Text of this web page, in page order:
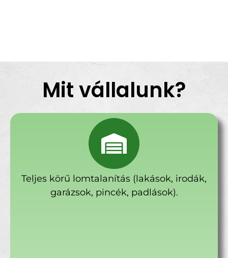
Mit vállalunk?
Teljes körű lomtalanítás (lakások, irodák,
garázsok, pincék, padlások).